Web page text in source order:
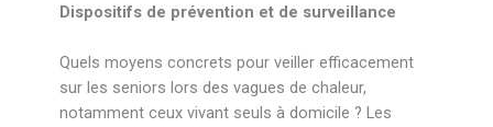
Dispositifs de prévention et de surveillance
Quels moyens concrets pour veiller efficacement
sur les seniors lors des vagues de chaleur,
notamment ceux vivant seuls à domicile ? Les